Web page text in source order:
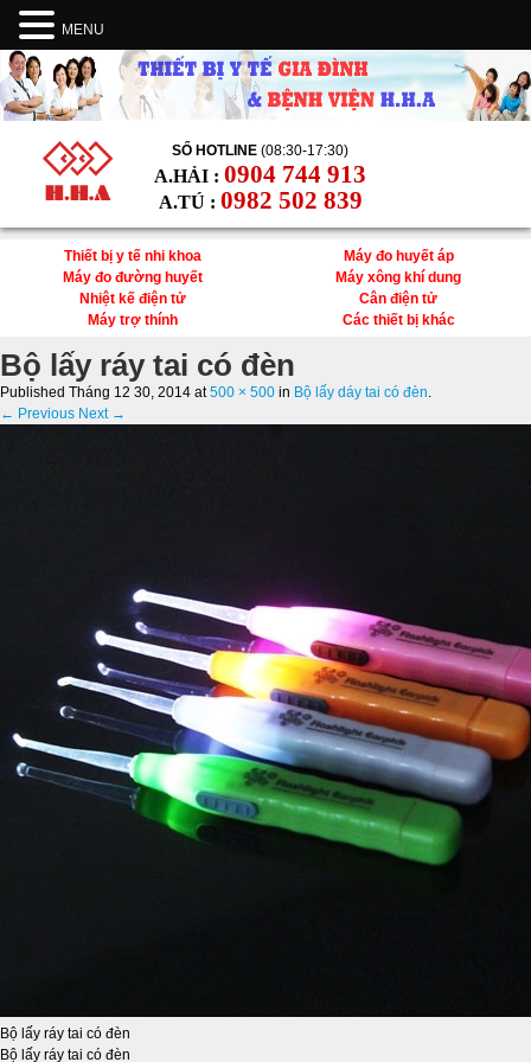
SỐ HOTLINE (08:30-17:30)
A.HẢI : 0904 744 913
A.TÚ : 0982 502 839
Thiết bị y tế nhi khoa
Máy đo huyết áp
Máy đo đường huyết
Máy xông khí dung
Nhiệt kế điện tử
Cân điện tử
Máy trợ thính
Các thiết bị khác
Bộ lấy ráy tai có đèn
Published Tháng 12 30, 2014 at500 × 500 in Bộ lấy dáy tai có đèn.
← Previous Next →
Bộ lấy ráy tai có đèn
Bộ lấy ráy tai có đèn
MENU